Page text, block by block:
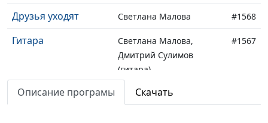
Друзья уходят Светлана Малова #1568
Гитара
Светлана Малова,
Дмитрий Сулимов
(гитара)
#1567
Мир во грехах
Светлана Малова,
Дмитрий Сулимов
Описание програмы Скачать